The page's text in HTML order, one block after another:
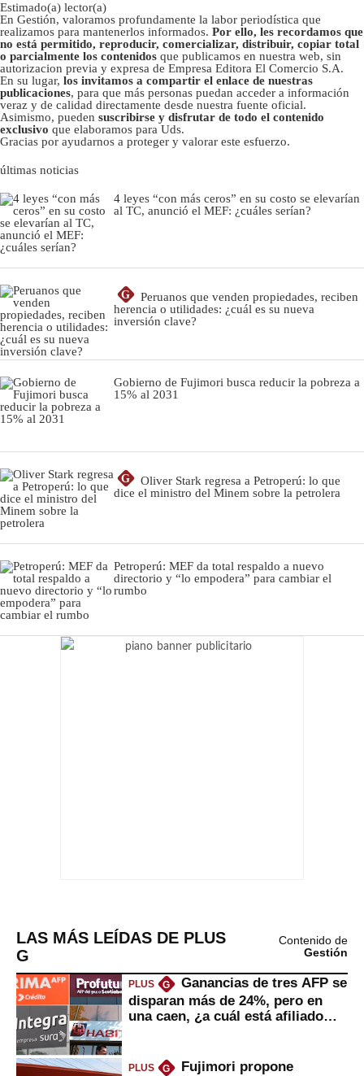
Estimado(a) lector(a)
En Gestión, valoramos profundamente la labor periodística que
realizamos para mantenerlos informados. Por ello, les recordamos que
no está permitido, reproducir, comercializar, distribuir, copiar total
o parcialmente los contenidos que publicamos en nuestra web, sin
autorizacion previa y expresa de Empresa Editora El Comercio S.A.
En su lugar, los invitamos a compartir el enlace de nuestras
publicaciones, para que más personas puedan acceder a información
veraz y de calidad directamente desde nuestra fuente oficial.
Asimismo, pueden suscribirse y disfrutar de todo el contenido
exclusivo que elaboramos para Uds.
Gracias por ayudarnos a proteger y valorar este esfuerzo.
últimas noticias
4 leyes “con más ceros” en su costo se elevarían
al TC, anunció el MEF: ¿cuáles serían?
G
Peruanos que venden propiedades, reciben
herencia o utilidades: ¿cuál es su nueva
inversión clave?
Gobierno de Fujimori busca reducir la pobreza a
15% al 2031
G
Oliver Stark regresa a Petroperú: lo que
dice el ministro del Minem sobre la petrolera
Petroperú: MEF da total respaldo a nuevo
directorio y “lo empodera” para cambiar el
rumbo
LAS MÁS LEÍDAS DE PLUS
G
Contenido de
Gestión
PLUS G
Ganancias de tres AFP se
disparan más de 24%, pero en
una caen, ¿a cuál está afiliado
PLUS G
Fujimori propone